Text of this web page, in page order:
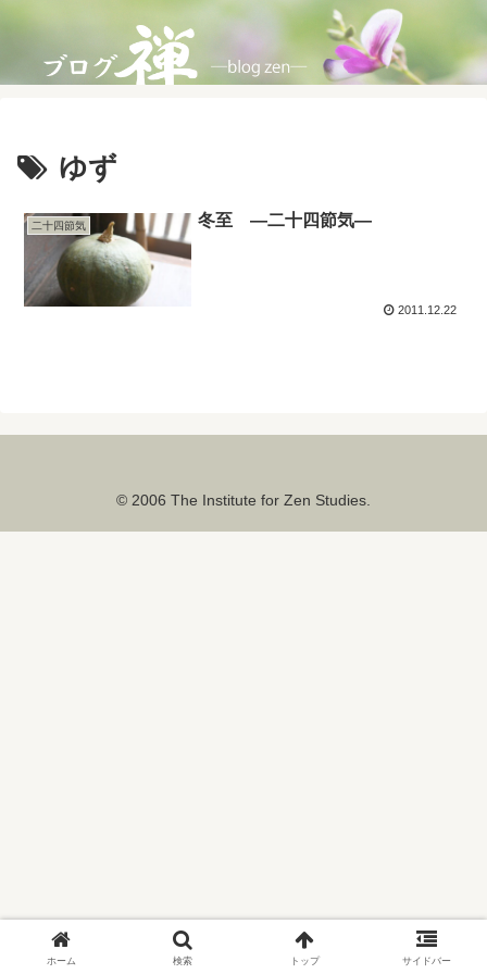
ゆず
二十四節気 冬至 ―二十四節気―
2011.12.22
© 2006 The Institute for Zen Studies.
ホーム 検索 トップ サイドバー